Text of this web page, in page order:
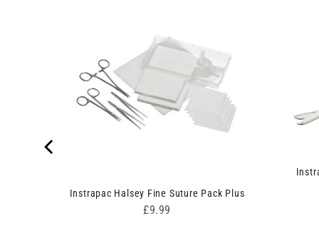
Instrapac Halsey Fine Suture Pack Plus
Price
£9.99